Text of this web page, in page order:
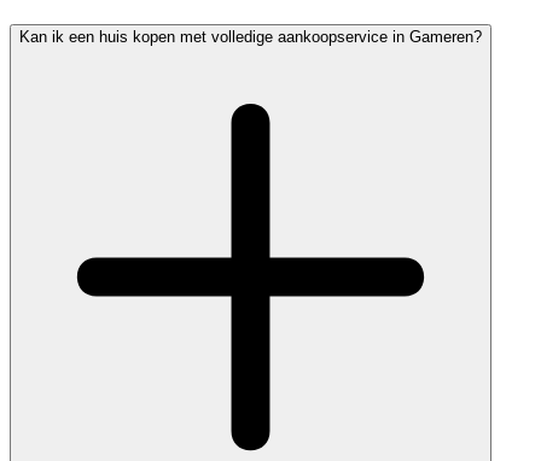
Kan ik een huis kopen met volledige aankoopservice in Gameren?